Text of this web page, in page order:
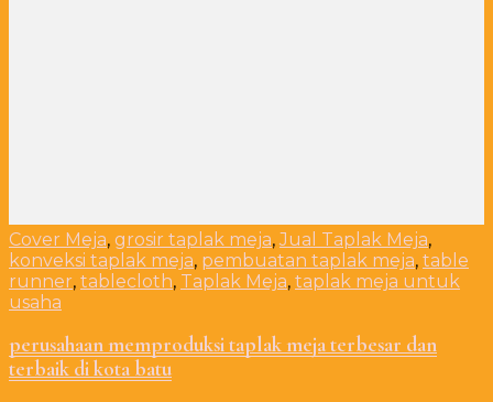
Cover Meja, grosir taplak meja,Jual Taplak Meja,
konveksi taplak meja, pembuatan taplak meja, table
runner, tablecloth, Taplak Meja, taplak meja untuk
usaha
perusahaan memproduksi taplak meja terbesar dan
terbaik di kota batu